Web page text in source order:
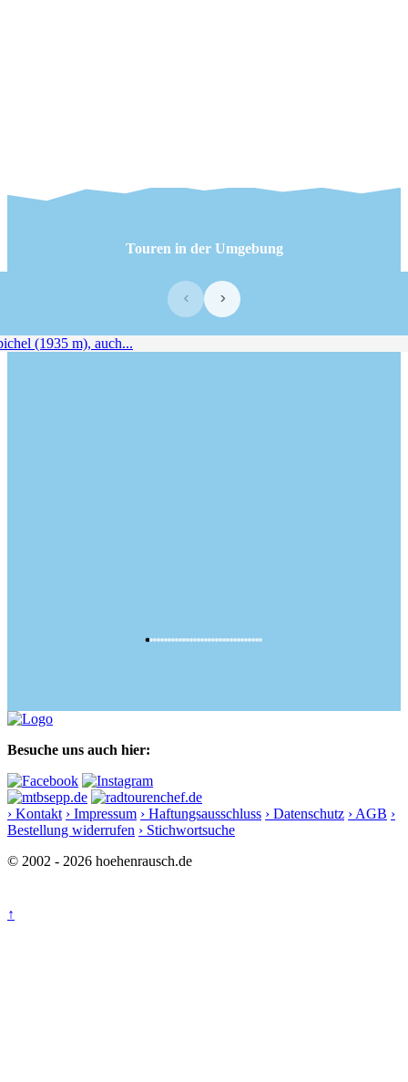
Touren in der Umgebung
‹ ›
Besuche uns auch hier:
› Kontakt › Impressum › Haftungsausschluss › Datenschutz › AGB ›
Bestellung widerrufen › Stichwortsuche
© 2002 - 2026 hoehenrausch.de
↑